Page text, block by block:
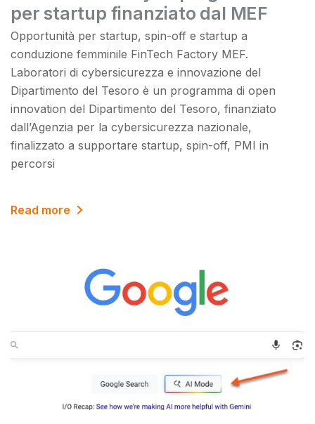
per startup finanziato dal MEF
Opportunità per startup, spin-off e startup a
conduzione femminile FinTech Factory MEF.
Laboratori di cybersicurezza e innovazione del
Dipartimento del Tesoro è un programma di open
innovation del Dipartimento del Tesoro, finanziato
dall’Agenzia per la cybersicurezza nazionale,
finalizzato a supportare startup, spin-off, PMI in
percorsi
Read more